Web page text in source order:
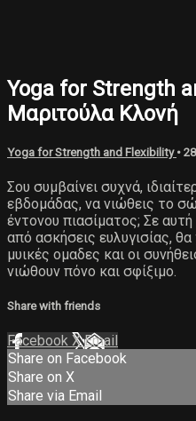
Yoga for Strength
Μαριτούλα Κλονή
Yoga for Strength and Flexibility •
Σου συμβαίνει συχνά,
εβδομάδας, να νιώθεις το
έντονου πιασίματος; Σε
από ασκήσεις ευλυγισίας,
μυικές ομαδες και οι
νιώθουν πόνο και σφίξιμο.
Share with friends
Facebook XEmail
Share on Facebook
Share on X
Share via Email